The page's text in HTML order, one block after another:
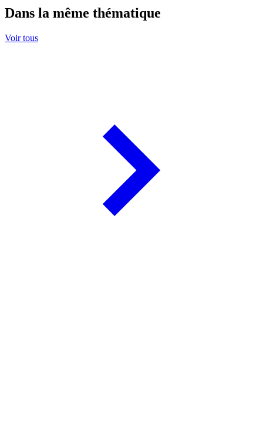
Dans la même thématique
Voir tous